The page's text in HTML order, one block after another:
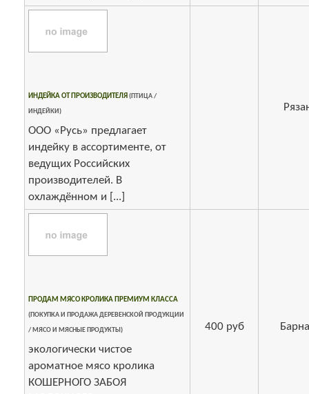
ИНДЕЙКА ОТ ПРОИЗВОДИТЕЛЯ (ПТИЦА /
ИНДЕЙКИ)
ООО «Русь» предлагает
индейку в ассортименте, от
ведущих Российских
производителей. В
охлаждённом и [...]
ПРОДАМ МЯСО КРОЛИКА ПРЕМИУМ КЛАССА
(ПОКУПКА И ПРОДАЖА ДЕРЕВЕНСКОЙ ПРОДУКЦИИ
/ МЯСО И МЯСНЫЕ ПРОДУКТЫ)
экологически чистое
ароматное мясо кролика
КОШЕРНОГО ЗАБОЯ
400 руб